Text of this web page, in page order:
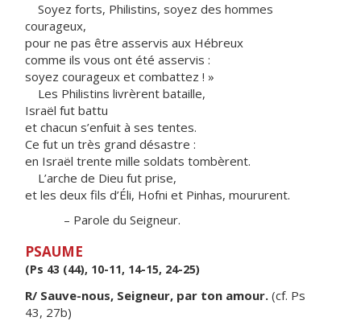
Soyez forts, Philistins, soyez des hommes
courageux,
pour ne pas être asservis aux Hébreux
comme ils vous ont été asservis :
soyez courageux et combattez ! »
Les Philistins livrèrent bataille,
Israël fut battu
et chacun s’enfuit à ses tentes.
Ce fut un très grand désastre :
en Israël trente mille soldats tombèrent.
L’arche de Dieu fut prise,
et les deux fils d’Éli, Hofni et Pinhas, moururent.
– Parole du Seigneur.
PSAUME
(Ps 43 (44), 10-11, 14-15, 24-25)
R/ Sauve-nous, Seigneur, par ton amour. (cf. Ps
43, 27b)